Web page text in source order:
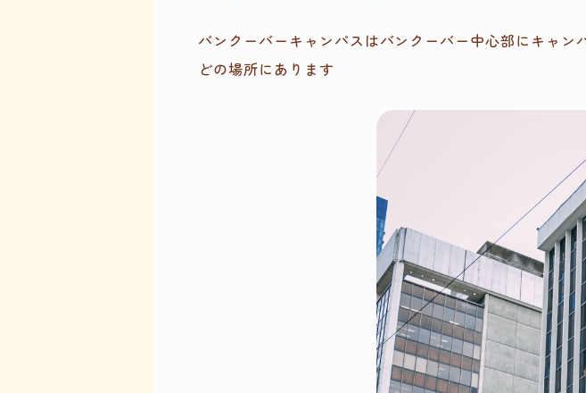
バンクーバーキャンパスはバンクーバー中心部にキャ
どの場所にあります